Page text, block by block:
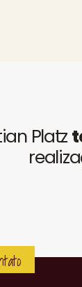
Platz